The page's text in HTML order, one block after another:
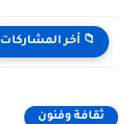
📁 أخر المشاركات
ثقافة وفنون